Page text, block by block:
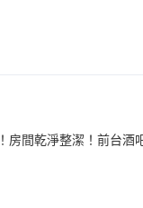
間乾淨整潔！前台酒